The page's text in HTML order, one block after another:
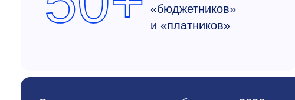
«бюджетников»
и «платников»